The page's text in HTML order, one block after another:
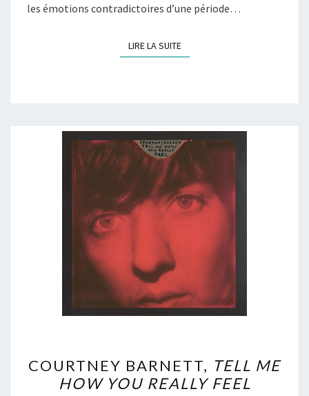
les émotions contradictoires d’une période…
LIRE LA SUITELIRE LA SUITE
BARNETT,
TELL
COURTNEY BARNETT, TELL ME
HOW YOU REALLY FEEL